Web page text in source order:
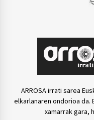
ARROSA irrati sarea
elkarlanaren ondorioa
xamarrak gara,